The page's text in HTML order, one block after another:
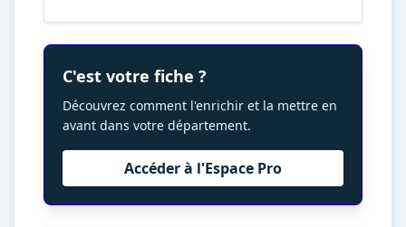
C'est votre fiche ?
Découvrez comment l'enrichir et la mettre en
avant dans votre département.
Accéder à l'Espace Pro